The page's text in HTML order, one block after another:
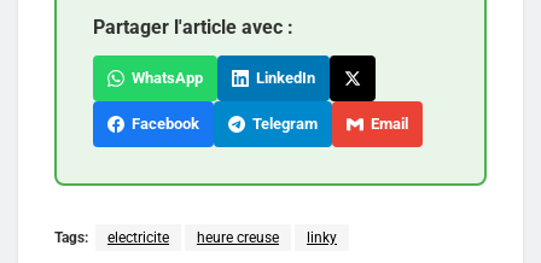
Partager l'article avec :
WhatsApp LinkedIn
Facebook Telegram Email
Tags: electricite heure creuse linky